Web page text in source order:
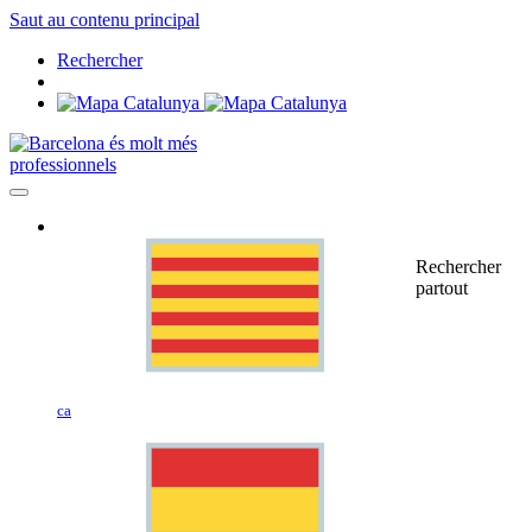
Saut au contenu principal
Rechercher
professionnels
ca
Rechercher
partout